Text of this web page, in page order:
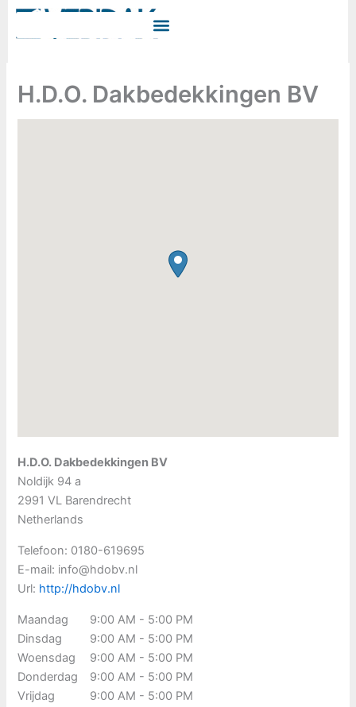
H.D.O. Dakbedekkingen BV
H.D.O. Dakbedekkingen BV
Noldijk 94 a
2991 VL Barendrecht
Netherlands
Telefoon: 0180-619695
E-mail: info@hdobv.nl
Url: http://hdobv.nl
Maandag
9:00 AM - 5:00 PM
Dinsdag
9:00 AM - 5:00 PM
Woensdag
9:00 AM - 5:00 PM
Donderdag
9:00 AM - 5:00 PM
Vrijdag
9:00 AM - 5:00 PM